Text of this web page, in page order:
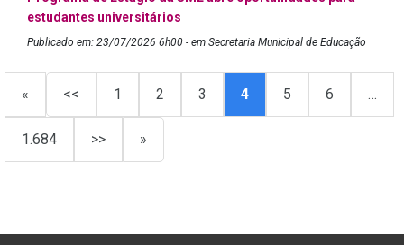
estudantes universitários
Publicado em: 23/07/2026 6h00 - em Secretaria Municipal de Educação
« << 1 2 3 4 5 6 …
1.684 >> »